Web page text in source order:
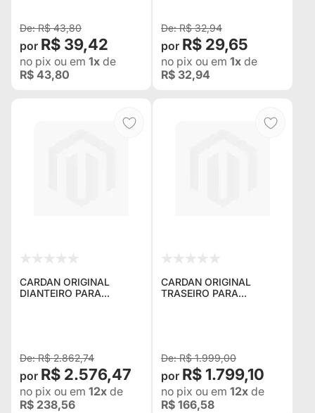
R$ 43,80
R$ 39,42
no pix ou em 1x de
R$ 43,80
R$ 32,94
R$ 29,65
no pix ou em 1x de
R$ 32,94
CARDAN ORIGINAL
DIANTEIRO PARA
R$ 2.862,74
R$ 2.576,47
no pix ou em 12x de
R$ 238,56
CARDAN ORIGINAL
TRASEIRO PARA
R$ 1.999,00
R$ 1.799,10
no pix ou em 12x de
R$ 166,58